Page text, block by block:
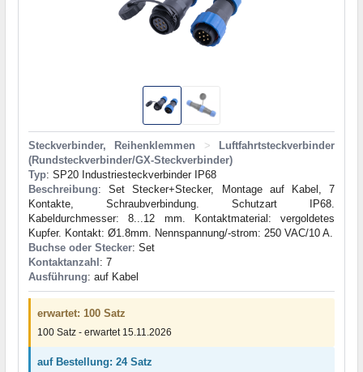
Steckverbinder, Reihenklemmen >
Luftfahrtsteckverbinder
(Rundsteckverbinder/GX-Steckverbinder)
Typ: SP20 Industriesteckverbinder IP68
Beschreibung: Set Stecker+Stecker, Montage auf Kabel, 7
Kontakte, Schraubverbindung. Schutzart IP68.
Kabeldurchmesser: 8...12 mm. Kontaktmaterial: vergoldetes
Kupfer. Kontakt: Ø1.8mm. Nennspannung/-strom: 250 VAC/10 A.
Buchse oder Stecker: Set
Kontaktanzahl: 7
Ausführung: auf Kabel
erwartet: 100 Satz
100 Satz - erwartet 15.11.2026
auf Bestellung: 24 Satz